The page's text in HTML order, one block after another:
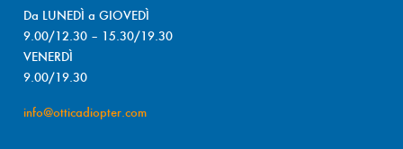
Da LUNEDÌ a GIOVEDÌ
9.00/12.30 – 15.30/19.30
VENERDÌ
9.00/19.30
info@otticadiopter.com